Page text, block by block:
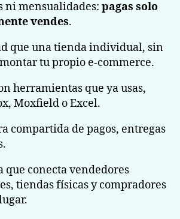
ni mensualidades: pagas solo
vendes.
que una tienda individual, sin
tu propio e-commerce.
herramientas que ya usas,
Moxfield o Excel.
compartida de pagos, entregas
que conecta vendedores
tiendas físicas y compradores